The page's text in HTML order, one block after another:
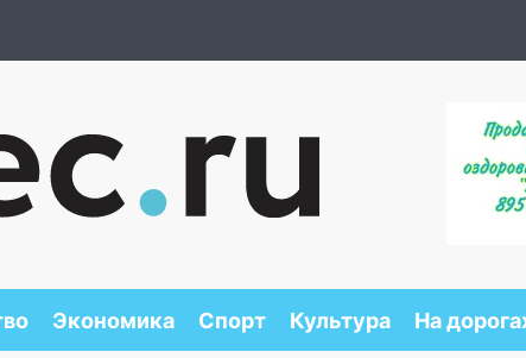
Экономика Спорт Культура На